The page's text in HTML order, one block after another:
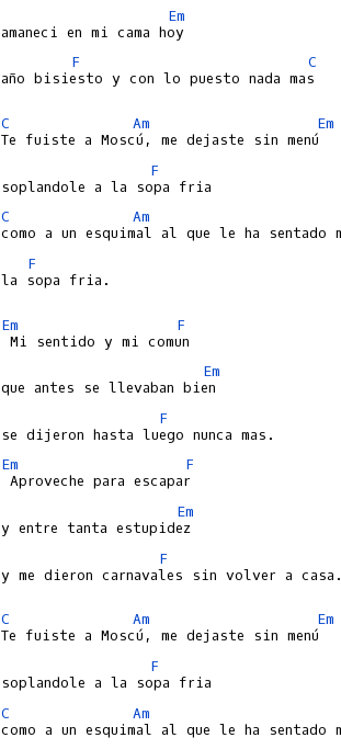
Em
F
C
año bisiesto y con lo puesto nada mas
C Am
Em
F
C
Am
F
la sopa fria.
Em
F
Em
F
Em
F
Em
F
y me dieron carnavales sin volver a casa.
C Am
Em
F
C
Am